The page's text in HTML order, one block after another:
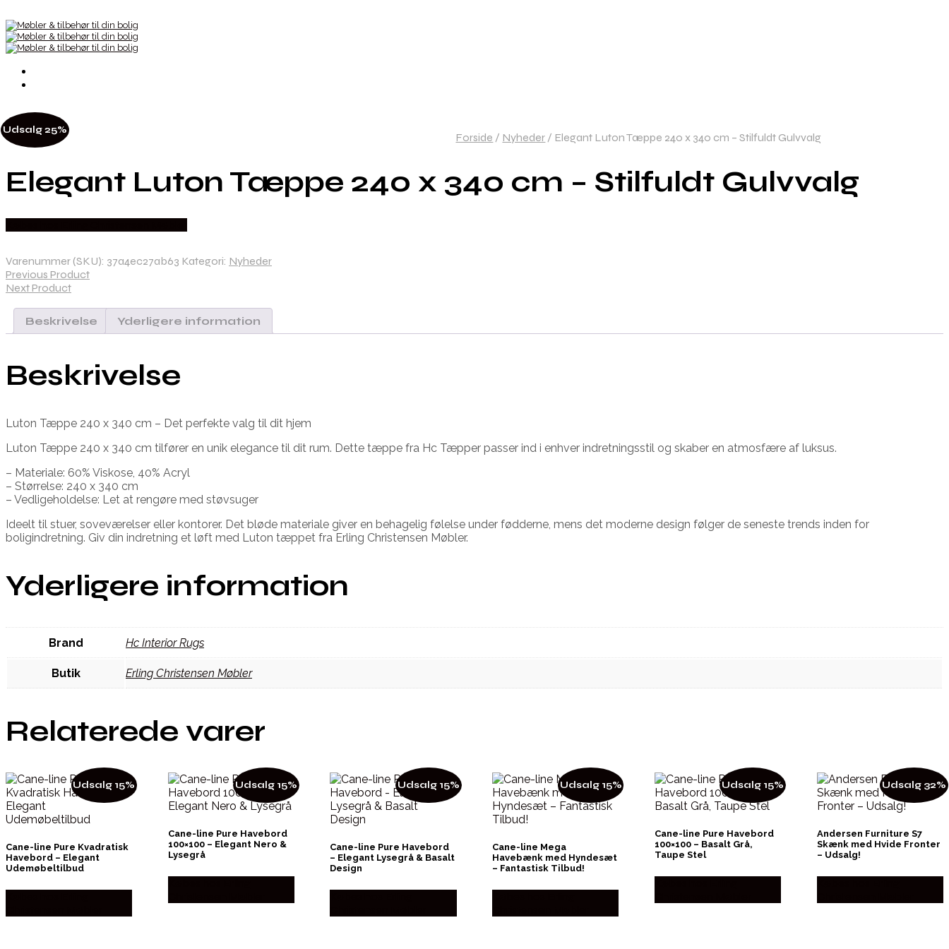
Udsalg 25%
Forside / Nyheder / Elegant Luton Tæppe 240 x 340 cm – Stilfuldt Gulvvalg
Elegant Luton Tæppe 240 x 340 cm – Stilfuldt Gulvvalg
Varenummer (SKU): 37a4ec27ab63 Kategori: Nyheder
Previous Product
Next Product
Beskrivelse Yderligere information
Beskrivelse
Luton Tæppe 240 x 340 cm – Det perfekte valg til dit hjem
Luton Tæppe 240 x 340 cm tilfører en unik elegance til dit rum. Dette tæppe fra Hc Tæpper passer ind i enhver indretningsstil og skaber en atmosfære af luksus.
– Materiale: 60% Viskose, 40% Acryl
– Størrelse: 240 x 340 cm
– Vedligeholdelse: Let at rengøre med støvsuger
Ideelt til stuer, soveværelser eller kontorer. Det bløde materiale giver en behagelig følelse under fødderne, mens det moderne design følger de seneste trends inden for
boligindretning. Giv din indretning et løft med Luton tæppet fra Erling Christensen Møbler.
Yderligere information
Brand Hc Interior Rugs
Butik Erling Christensen Møbler
Relaterede varer
Udsalg 15%
Cane-line Pure Kvadratisk
Havebord – Elegant
Udemøbeltilbud
Udsalg 15%
Cane-line Pure Havebord
100×100 – Elegant Nero &
Lysegrå
Udsalg 15%
Cane-line Pure Havebord
– Elegant Lysegrå & Basalt
Design
Udsalg 15%
Cane-line Mega
Havebænk med Hyndesæt
– Fantastisk Tilbud!
Udsalg 15%
Cane-line Pure Havebord
100×100 – Basalt Grå,
Taupe Stel
Udsalg 32%
Andersen Furniture S7
Skænk med Hvide Fronter
– Udsalg!